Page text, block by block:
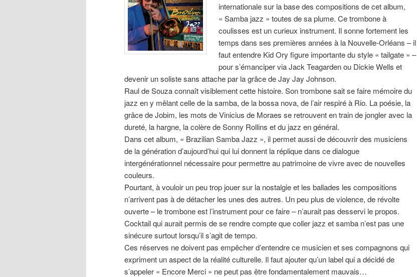
internationale sur la base des compositions de cet album,
« Samba jazz » toutes de sa plume. Ce trombone à
coulisses est un curieux instrument. Il sonne fortement les
temps dans ses premières années à la Nouvelle-Orléans – il
faut entendre Kid Ory figure importante du style « tailgate » –
pour s’émanciper via Jack Teagarden ou Dickie Wells et
devenir un soliste sans attache par la grâce de Jay Jay Johnson.
Raul de Souza connaît visiblement cette histoire. Son trombone sait se faire mémoire du
jazz en y mêlant celle de la samba, de la bossa nova, de l’air respiré à Rio. La poésie, la
grâce de Jobim, les mots de Vinicius de Moraes se retrouvent en train de jongler avec la
dureté, la hargne, la colère de Sonny Rollins et du jazz en général.
Dans cet album, « Brazilian Samba Jazz », il permet aussi de découvrir des musiciens
de la génération d’aujourd’hui qui lui donnent la réplique dans ce dialogue
intergénérationnel nécessaire pour permettre au patrimoine de vivre avec de nouvelles
couleurs.
Pourtant, à vouloir un peu trop jouer sur la nostalgie et les ballades les compositions
n’arrivent pas à de détacher les unes des autres. Un peu plus de violence, de révolte
ouverte – le trombone est l’instrument pour ce faire – n’aurait pas desservi le propos.
Cocktail qui aurait permis de se rendre compte que coller jazz et samba n’est pas une
sinécure surtout lorsqu’il s’agit de tempo.
Ces réserves ne doivent pas empêcher d’entendre ce musicien et ses compagnons qui
expriment un aspect de la réalité culturelle. Il faut ajouter qu’un label qui a décidé de
s’appeler « Encore Merci » ne peut pas être fondamentalement mauvais…